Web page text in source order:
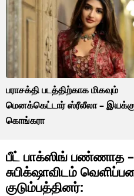
பராசக்தி படத்திற்காக மிகவும்
மெனக்கெட்டார் ஸ்ரீலீலா –
கொங்கரா
பீட் பாக்ஸிங் பண்ணாத –
சுபிக்‌ஷாவிடம்
குடும்பத்தினர்: